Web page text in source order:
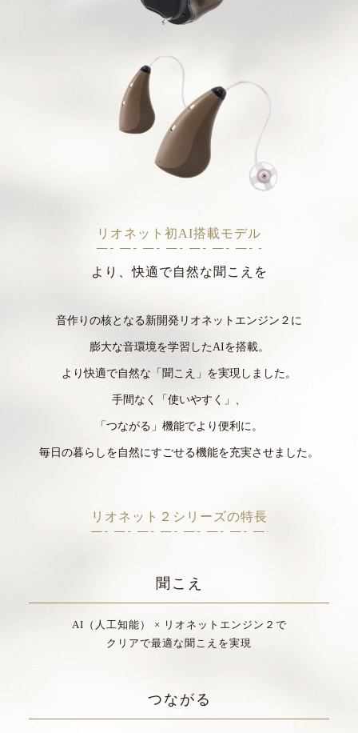
リオネット初AI搭載モデル
より、快適で自然な聞こえを
音作りの核となる新開発リオネットエンジン２に
膨大な音環境を学習したAIを搭載。
より快適で自然な「聞こえ」を実現しました。
手間なく「使いやすく」、
「つながる」機能でより便利に。
毎日の暮らしを自然にすごせる機能を充実させました。
リオネット２シリーズの特長
聞こえ
AI（人工知能） × リオネットエンジン２で
クリアで最適な聞こえを実現
つながる